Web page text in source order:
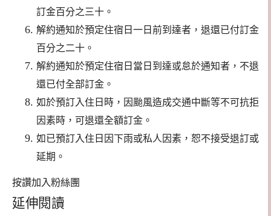
訂金百分之三十。
解約通知於預定住宿日一日前到達者，退還已付訂金
百分之二十。
解約通知於預定住宿日當日到達或怠於通知者，不退
還已付全部訂金。
如於預訂入住日時，因颱風造成交通中斷等不可抗拒
因素時，可退還全額訂金。
如已預訂入住日因下雨或私人因素，恕不接受退訂或
延期。
按讚加入粉絲團
延伸閱讀